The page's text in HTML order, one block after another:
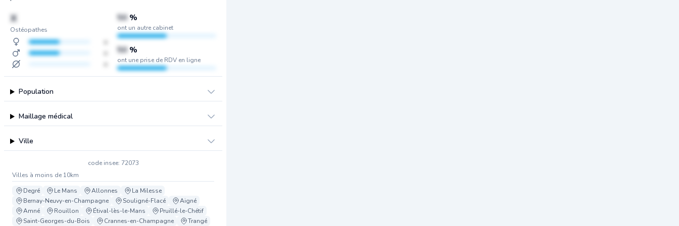
X
Ostéopathes
50 %
ont un autre cabinet
50 %
ont une prise de RDV en ligne
Population
Maillage médical
Ville
code insee: 72073
Villes à moins de 10km
Degré
Le Mans Allonnes
La Milesse
Bernay-Neuvy-en-Champagne
Souligné-Flacé
Aigné
Amné
Rouillon Étival-lès-le-Mans
Pruillé-le-Chétif
Saint-Georges-du-Bois
Crannes-en-Champagne Trangé